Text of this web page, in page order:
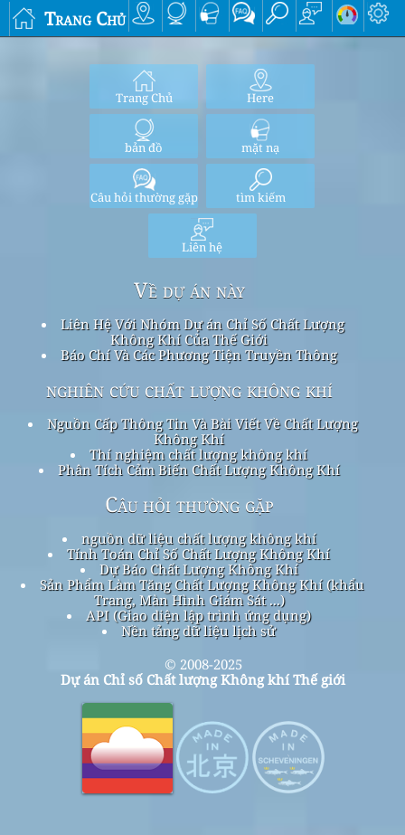
Trang Chủ
Trang Chủ Here
bản đồ mặt nạ
Câu hỏi thường gặp tìm kiếm
Liên hệ
Về dự án này
Liên Hệ Với Nhóm Dự án Chỉ Số Chất Lượng
Không Khí Của Thế Giới
Báo Chí Và Các Phương Tiện Truyền Thông
nghiên cứu chất lượng không khí
Nguồn Cấp Thông Tin Và Bài Viết Về Chất Lượng
Không Khí
Thí nghiệm chất lượng không khí
Phân Tích Cảm Biến Chất Lượng Không Khí
Câu hỏi thường gặp
nguồn dữ liệu chất lượng không khí
Tính Toán Chỉ Số Chất Lượng Không Khí
Dự Báo Chất Lượng Không Khí
Sản Phẩm Làm Tăng Chất Lượng Không Khí (khẩu
Trang, Màn Hình Giám Sát ...)
API (Giao diện lập trình ứng dụng)
Nền tảng dữ liệu lịch sử
© 2008-2025
Dự án Chỉ số Chất lượng Không khí Thế giới